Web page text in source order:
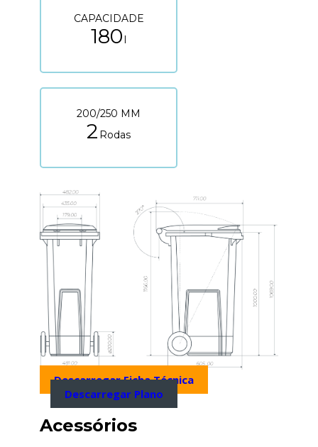
CAPACIDADE
180l
200/250 MM
2Rodas
Descarregar Ficha Técnica
Descarregar Plano
Acessórios